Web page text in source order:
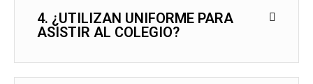
4. ¿UTILIZAN UNIFORME PARA
ASISTIR AL COLEGIO?